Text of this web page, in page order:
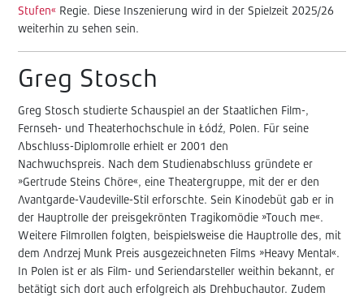
Stufen« Regie. Diese Inszenierung wird in der Spielzeit 2025/26
weiterhin zu sehen sein.
Greg Stosch
Greg Stosch studierte Schauspiel an der Staatlichen Film-,
Fernseh- und Theaterhochschule in Łódź, Polen. Für seine
Abschluss-Diplomrolle erhielt er 2001 den
Nachwuchspreis. Nach dem Studienabschluss gründete er
»Gertrude Steins Chöre«, eine Theatergruppe, mit der er den
Avantgarde-Vaudeville-Stil erforschte. Sein Kinodebüt gab er in
der Hauptrolle der preisgekrönten Tragikomödie »Touch me«.
Weitere Filmrollen folgten, beispielsweise die Hauptrolle des, mit
dem Andrzej Munk Preis ausgezeichneten Films »Heavy Mental«.
In Polen ist er als Film- und Seriendarsteller weithin bekannt, er
betätigt sich dort auch erfolgreich als Drehbuchautor. Zudem